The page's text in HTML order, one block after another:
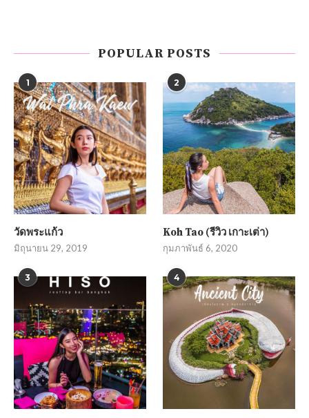
POPULAR POSTS
1
วัดพระแก้ว
มิถุนายน 29, 2019
2
Koh Tao (รีวิว เกาะเต่า)
กุมภาพันธ์ 6, 2020
3 4